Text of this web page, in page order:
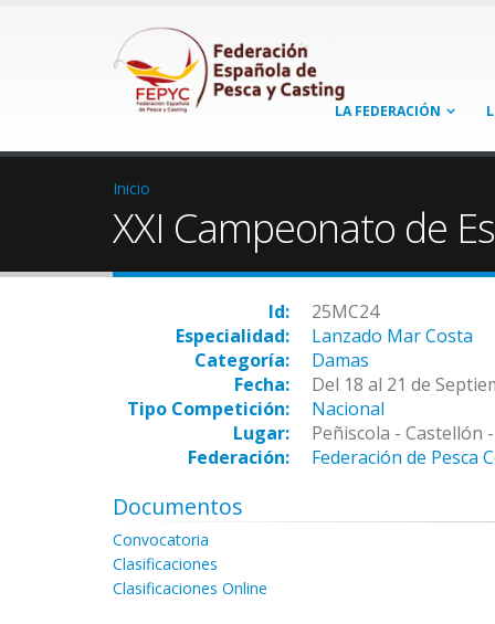
LA FEDERACIÓN
Inicio
XXI Campeonato de
Id:
25MC24
Especialidad:
Lanzado Mar Costa
Categoría:
Damas
Fecha:
Del 18 al 21 de
Tipo Competición:
Nacional
Lugar:
Peñiscola - Castellón
Federación:
Federación de Pesca
Documentos
Convocatoria
Clasificaciones
Clasificaciones Online